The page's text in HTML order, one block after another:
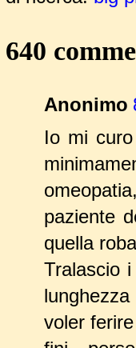
640
Anonimo
Io mi
paziente
quella
Tralascio
voler